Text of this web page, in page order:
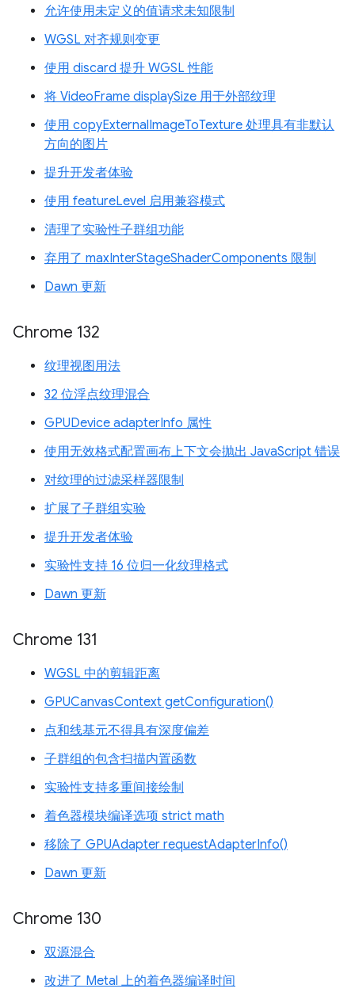
允许使用未定义的值请求未知限制
WGSL 对齐规则变更
使用 discard 提升 WGSL 性能
将 VideoFrame displaySize 用于外部纹理
使用 copyExternalImageToTexture 处理具有非默认
方向的图片
提升开发者体验
使用 featureLevel 启用兼容模式
清理了实验性子群组功能
弃用了 maxInterStageShaderComponents 限制
Dawn 更新
Chrome 132
纹理视图用法
32 位浮点纹理混合
GPUDevice adapterInfo 属性
使用无效格式配置画布上下文会抛出 JavaScript 错误
对纹理的过滤采样器限制
扩展了子群组实验
提升开发者体验
实验性支持 16 位归一化纹理格式
Dawn 更新
Chrome 131
WGSL 中的剪辑距离
GPUCanvasContext getConfiguration()
点和线基元不得具有深度偏差
子群组的包含扫描内置函数
实验性支持多重间接绘制
着色器模块编译选项 strict math
移除了 GPUAdapter requestAdapterInfo()
Dawn 更新
Chrome 130
双源混合
改进了 Metal 上的着色器编译时间